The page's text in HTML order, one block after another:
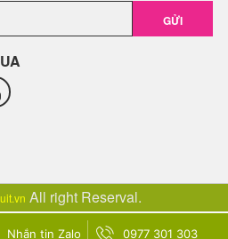
GỬI
All right Reserval.
Nhắn tin Zalo 0977 301 303